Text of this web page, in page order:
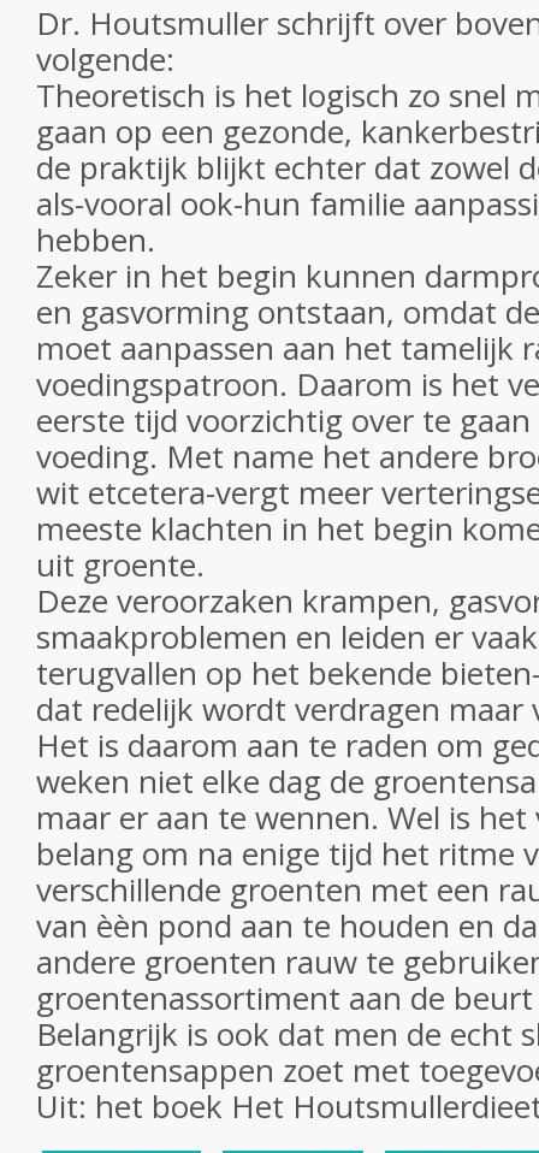
Dr. Houtsmuller schrijft over
volgende:
Theoretisch is het logisch zo snel
gaan op een gezonde,
de praktijk blijkt echter dat zowel
als-vooral ook-hun familie
hebben.
Zeker in het begin kunnen
en gasvorming ontstaan, omdat
moet aanpassen aan het tamelijk
voedingspatroon. Daarom is het
eerste tijd voorzichtig over te
voeding. Met name het andere
wit etcetera-vergt meer
meeste klachten in het begin
uit groente.
Deze veroorzaken krampen,
smaakproblemen en leiden er
terugvallen op het bekende
dat redelijk wordt verdragen maar
Het is daarom aan te raden om
weken niet elke dag de
maar er aan te wennen. Wel is
belang om na enige tijd het ritme
verschillende groenten met een
van èèn pond aan te houden en
andere groenten rauw te
groentenassortiment aan de beurt
Belangrijk is ook dat men de echt
groentensappen zoet met
Uit: het boek Het